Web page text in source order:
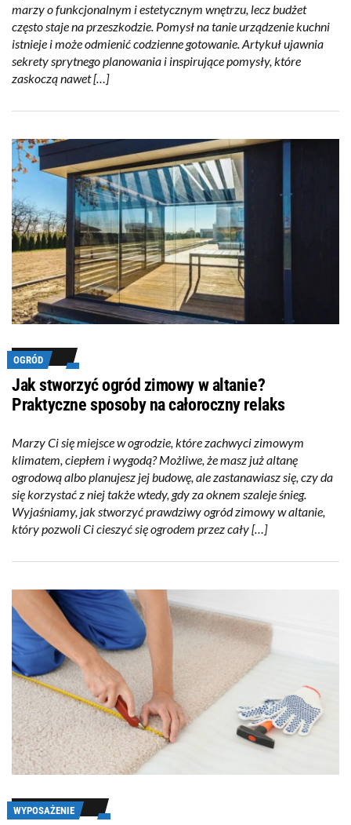
marzy o funkcjonalnym i estetycznym wnętrzu, lecz budżet
często staje na przeszkodzie. Pomysł na tanie urządzenie kuchni
istnieje i może odmienić codzienne gotowanie. Artykuł ujawnia
sekrety sprytnego planowania i inspirujące pomysły, które
zaskoczą nawet […]
OGRÓD
Jak stworzyć ogród zimowy w altanie?
Praktyczne sposoby na całoroczny relaks
Marzy Ci się miejsce w ogrodzie, które zachwyci zimowym
klimatem, ciepłem i wygodą? Możliwe, że masz już altanę
ogrodową albo planujesz jej budowę, ale zastanawiasz się, czy da
się korzystać z niej także wtedy, gdy za oknem szaleje śnieg.
Wyjaśniamy, jak stworzyć prawdziwy ogród zimowy w altanie,
który pozwoli Ci cieszyć się ogrodem przez cały […]
WYPOSAŻENIE